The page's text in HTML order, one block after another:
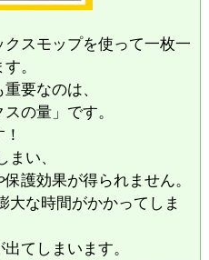
スモップを使って一枚一
。
要なのは、
の量」です。
い、
護効果が得られません。
な時間がかかってしま
てしまいます。